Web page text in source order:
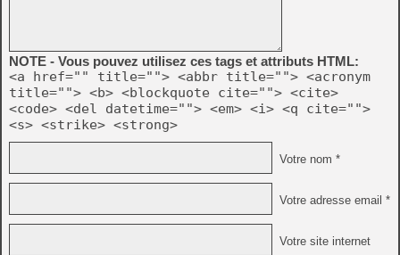
NOTE - Vous pouvez utilisez ces tags et attributs HTML:
<a href="" title=""> <abbr title=""> <acronym
title=""> <b> <blockquote cite=""> <cite>
<code> <del datetime=""> <em> <i> <q cite="">
<s> <strike> <strong>
Votre nom *
Votre adresse email *
Votre site internet